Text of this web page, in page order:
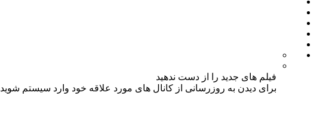
فیلم های جدید را از دست ندهید
برای دیدن به روزرسانی از کانال های مورد علاقه خود وارد سیستم شوید